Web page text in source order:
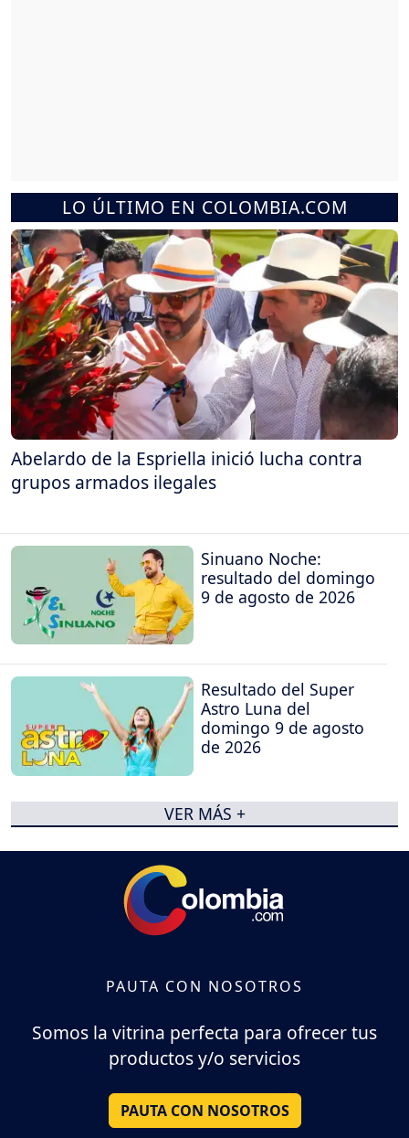
LO ÚLTIMO EN COLOMBIA.COM
Abelardo de la Espriella inició lucha contra
grupos armados ilegales
Sinuano Noche:
resultado del domingo
9 de agosto de 2026
Resultado del Super
Astro Luna del
domingo 9 de agosto
de 2026
VER MÁS +
PAUTA CON NOSOTROS
Somos la vitrina perfecta para ofrecer tus
productos y/o servicios
PAUTA CON NOSOTROS